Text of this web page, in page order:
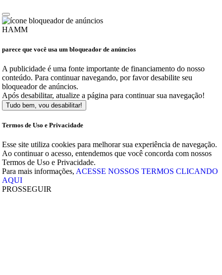
HAMM
parece que você usa um bloqueador de anúncios
A publicidade é uma fonte importante de financiamento do nosso
conteúdo. Para continuar navegando, por favor desabilite seu
bloqueador de anúncios.
Após desabilitar, atualize a página para continuar sua navegação!
Tudo bem, vou desabilitar!
Termos de Uso e Privacidade
Esse site utiliza cookies para melhorar sua experiência de navegação.
Ao continuar o acesso, entendemos que você concorda com nossos
Termos de Uso e Privacidade.
Para mais informações, ACESSE NOSSOS TERMOS CLICANDO
AQUI
PROSSEGUIR